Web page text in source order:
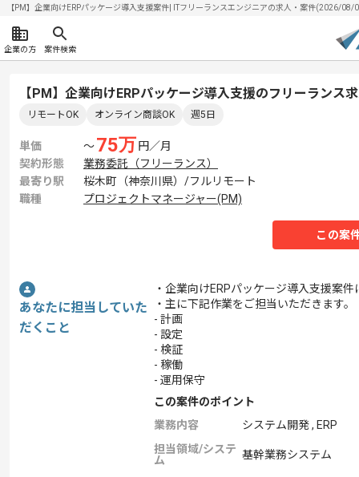
【PM】企業向けERPパッケージ導入支援案件| ITフリーランスエンジニアの求人・案件(2026/08/
企業の方 案件検索
【PM】企業向けERPパッケージ導入支援のフリーランス
リモートOK オンライン商談OK 週5日
単価 〜75万 円／月
契約形態
業務委託（フリーランス）
最寄り駅
桜木町（神奈川県）/フルリモート
職種
プロジェクトマネージャー(PM)
この案
あなたに担当していた
だくこと
・企業向けERPパッケージ導入支援案
・主に下記作業をご担当いただきます。
- 計画
- 設定
- 検証
- 稼働
- 運用保守
この案件のポイント
業務内容
システム開発 , ERP
担当領域/システ
ム
基幹業務システム